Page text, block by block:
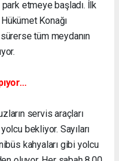
park etmeye başladı. İlk
Konağı
tüm meydanın
servis araçları
bekliyor. Sayıları
kahyaları gibi yolcu